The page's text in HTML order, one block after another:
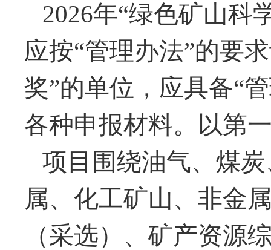
2026年“绿色矿山科
应按“管理办法”的要
奖”的单位，应具备“
各种申报材料。以第
项目围绕油气、煤
属、化工矿山、非金
（采选）、矿产资源